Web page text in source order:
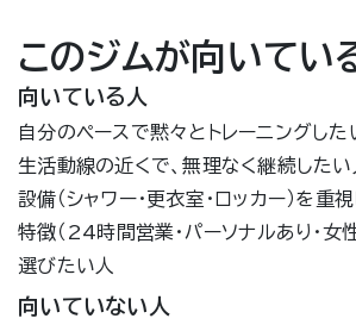
このジムが向いてい
向いている人
自分のペースで黙々とトレーニングした
生活動線の近くで、無理なく継続したい
設備（シャワー・更衣室・ロッカー）を重
特徴（24時間営業・パーソナルあり・女
選びたい人
向いていない人